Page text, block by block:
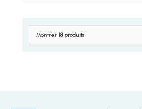
Montrer 18 produits